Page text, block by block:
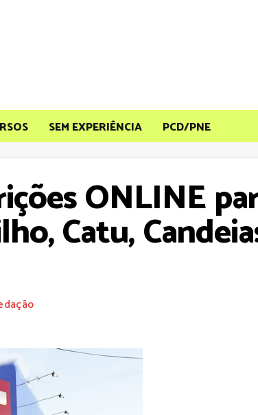
SEM EXPERIÊNCIA PCD/PNE
ONLINE
Catu,